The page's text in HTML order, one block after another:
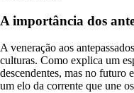
A importância dos
A veneração aos
culturas. Como explica um
descendentes, mas no futuro
um elo da corrente que une